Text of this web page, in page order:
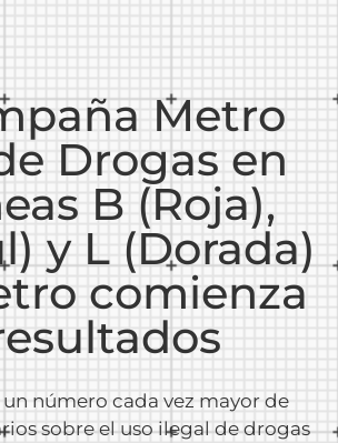
Metro
Drogas en
B (Roja),
y L (Dorada)
comienza
un número cada vez mayor de
sobre el uso ilegal de drogas